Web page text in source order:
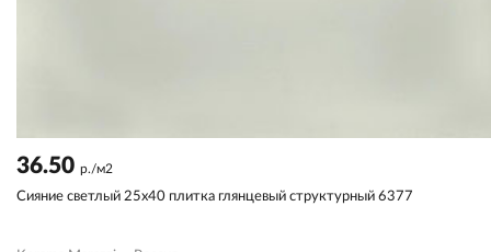
36.50 р./м2
Сияние светлый 25x40 плитка глянцевый структурный 6377